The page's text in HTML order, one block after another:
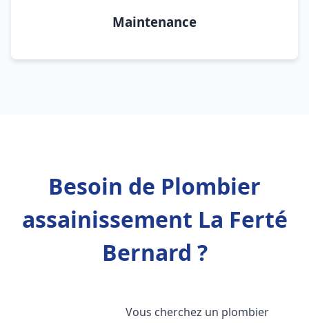
Maintenance
Besoin de Plombier
assainissement La Ferté
Bernard ?
Vous cherchez un plombier